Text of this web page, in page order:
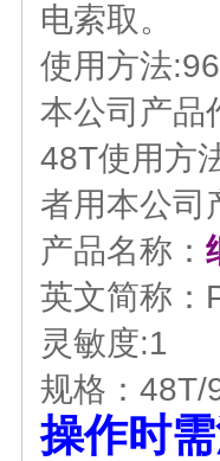
电索取。
使用方法
本公司产品
48T使用方
者用本公司
产品名称：
英文简称：
灵敏度:1
规格：48T/
操作时